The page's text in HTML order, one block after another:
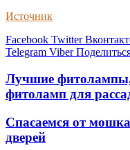
Источник
Facebook Twitter
Telegram Viber
Лучшие
фитоламп для
Спасаемся от
дверей